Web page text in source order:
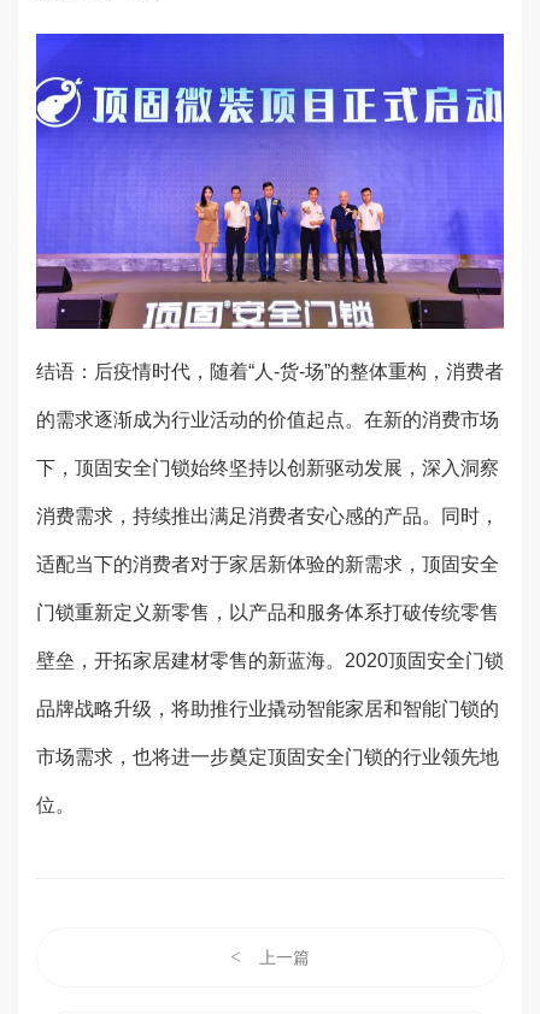
结语：后疫情时代，随着“人-货-场”的整体重构，消费者
的需求逐渐成为行业活动的价值起点。在新的消费市场
下，顶固安全门锁始终坚持以创新驱动发展，深入洞察
消费需求，持续推出满足消费者安心感的产品。同时，
适配当下的消费者对于家居新体验的新需求，顶固安全
门锁重新定义新零售，以产品和服务体系打破传统零售
壁垒，开拓家居建材零售的新蓝海。2020顶固安全门锁
品牌战略升级，将助推行业撬动智能家居和智能门锁的
市场需求，也将进一步奠定顶固安全门锁的行业领先地
位。
< 上一篇